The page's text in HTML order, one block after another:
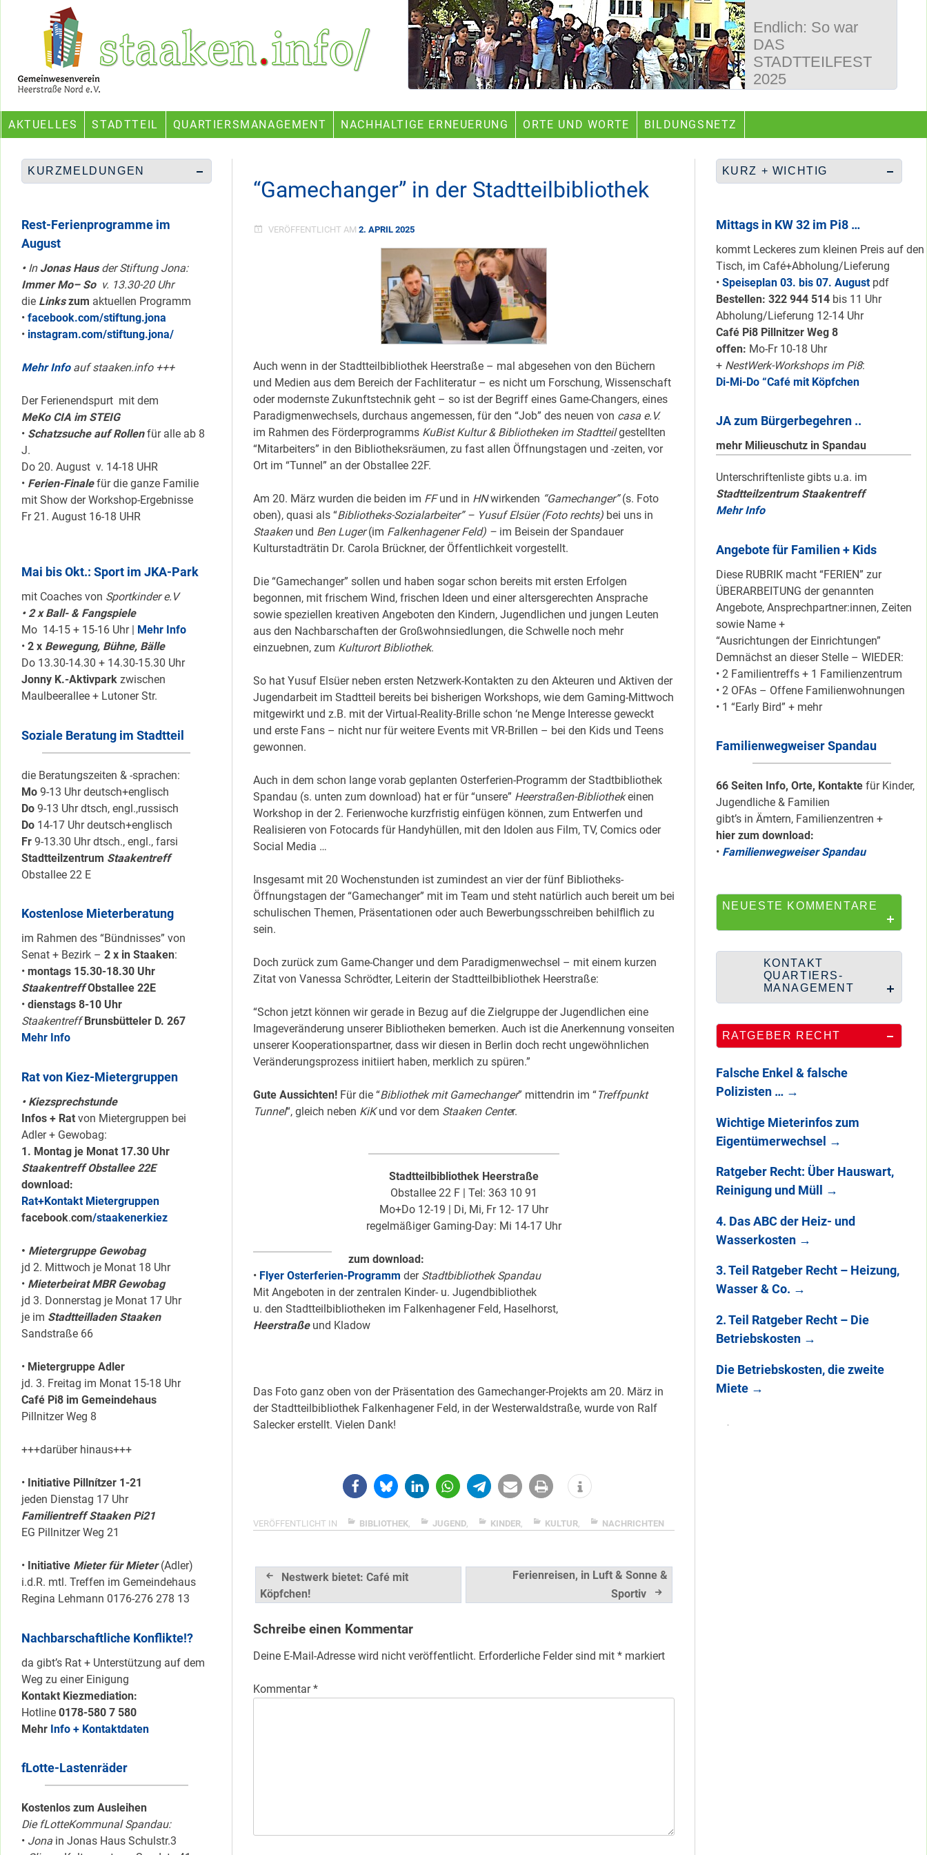
Ein Projekt des Gemeinwesenvereins Heerstraße Nord
AKTUELLES STADTTEIL QUARTIERSMANAGEMENT NACHHALTIGE ERNEUERUNG ORTE UND WORTE BILDUNGSNETZ
“Gamechanger” in der Stadtteilbibliothek
VERÖFFENTLICHT AM 2. APRIL 2025
Auch wenn in der Stadtteilbibliothek Heerstraße – mal abgesehen von den Büchern
und Medien aus dem Bereich der Fachliteratur – es nicht um Forschung, Wissenschaft
oder modernste Zukunftstechnik geht – so ist der Begriff eines Game-Changers, eines
Paradigmenwechsels, durchaus angemessen, für den “Job” des neuen von casa e.V.
im Rahmen des Förderprogramms KuBist Kultur & Bibliotheken im Stadtteilgestellten
“Mitarbeiters” in den Bibliotheksräumen, zu fast allen Öffnungstagen und -zeiten, vor
Ort im “Tunnel” an der Obstallee 22F.
Am 20. März wurden die beiden im FFund in HNwirkenden “Gamechanger”(s. Foto
oben), quasi als “Bibliotheks-Sozialarbeiter” – Yusuf Elsüer (Foto rechts) bei uns in
Staaken und Ben Luger(im Falkenhagener Feld) – im Beisein der Spandauer
Kulturstadträtin Dr. Carola Brückner, der Öffentlichkeit vorgestellt.
Die “Gamechanger” sollen und haben sogar schon bereits mit ersten Erfolgen
begonnen, mit frischem Wind, frischen Ideen und einer altersgerechten Ansprache
sowie speziellen kreativen Angeboten den Kindern, Jugendlichen und jungen Leuten
aus den Nachbarschaften der Großwohnsiedlungen, die Schwelle noch mehr
einzuebnen, zum Kulturort Bibliothek.
So hat Yusuf Elsüer neben ersten Netzwerk-Kontakten zu den Akteuren und Aktiven der
Jugendarbeit im Stadtteil bereits bei bisherigen Workshops, wie dem Gaming-Mittwoch
mitgewirkt und z.B. mit der Virtual-Reality-Brille schon ‘ne Menge Interesse geweckt
und erste Fans – nicht nur für weitere Events mit VR-Brillen – bei den Kids und Teens
gewonnen.
Auch in dem schon lange vorab geplanten Osterferien-Programm der Stadtbibliothek
Spandau (s. unten zum download) hat er für “unsere” Heerstraßen-Bibliothekeinen
Workshop in der 2. Ferienwoche kurzfristig einfügen können, zum Entwerfen und
Realisieren von Fotocards für Handyhüllen, mit den Idolen aus Film, TV, Comics oder
Social Media …
Insgesamt mit 20 Wochenstunden ist zumindest an vier der fünf Bibliotheks-
Öffnungstagen der “Gamechanger” mit im Team und steht natürlich auch bereit um bei
schulischen Themen, Präsentationen oder auch Bewerbungsschreiben behilflich zu
sein.
Doch zurück zum Game-Changer und dem Paradigmenwechsel – mit einem kurzen
Zitat von Vanessa Schrödter, Leiterin der Stadtteilbibliothek Heerstraße:
“Schon jetzt können wir gerade in Bezug auf die Zielgruppe der Jugendlichen eine
Imageveränderung unserer Bibliotheken bemerken. Auch ist die Anerkennung vonseiten
unserer Kooperationspartner, dass wir diesen in Berlin doch recht ungewöhnlichen
Veränderungsprozess initiiert haben, merklich zu spüren.”
Gute Aussichten!Für die “Bibliothek mit Gamechanger” mittendrin im “Treffpunkt
Tunnel“, gleich neben KiKund vor dem Staaken Center.
Stadtteilbibliothek Heerstraße
Obstallee 22 F | Tel: 363 10 91
Mo+Do 12-19 | Di, Mi, Fr 12- 17 Uhr
regelmäßiger Gaming-Day: Mi 14-17 Uhr
zum download:
• Flyer Osterferien-Programm der Stadtbibliothek Spandau
Mit Angeboten in der zentralen Kinder- u. Jugendbibliothek
u. den Stadtteilbibliotheken im Falkenhagener Feld, Haselhorst,
Heerstraßeund Kladow
Das Foto ganz oben von der Präsentation des Gamechanger-Projekts am 20. März in
der Stadtteilbibliothek Falkenhagener Feld, in der Westerwaldstraße, wurde von Ralf
Salecker erstellt. Vielen Dank!
VERÖFFENTLICHT IN BIBLIOTHEK, JUGEND, KINDER, KULTUR, NACHRICHTEN
Beitragsnavigation
Nestwerk bietet: Café mit
Köpfchen!
Ferienreisen, in Luft & Sonne &
Sportiv
Schreibe einen Kommentar
Deine E-Mail-Adresse wird nicht veröffentlicht. Erforderliche Felder sind mit *markiert
Kommentar*
KURZMELDUNGEN
Rest-Ferienprogramme im
August
•InJonas Hausder Stiftung Jona:
Immer Mo– So v. 13.30-20 Uhr
die Linkszum aktuellen Programm
• facebook.com/stiftung.jona
• instagram.com/stiftung.jona/
Mehr Infoauf staaken.info +++
Der Ferienendspurt mit dem
MeKo CIA im STEIG
• Schatzsuche auf Rollenfür alle ab 8
J.
Do 20. August v. 14-18 UHR
• Ferien-Finalefür die ganze Familie
mit Show der Workshop-Ergebnisse
Fr 21. August 16-18 UHR
Mai bis Okt.: Sport im JKA-Park
mit Coaches von Sportkinder e.V
• 2 x Ball- & Fangspiele
Mo 14-15 + 15-16 Uhr |
Mehr Info
• 2 x Bewegung, Bühne, Bälle
Do 13.30-14.30 + 14.30-15.30 Uhr
Jonny K.-Aktivpark zwischen
Maulbeerallee + Lutoner Str.
Soziale Beratung im Stadtteil
die Beratungszeiten & -sprachen:
Mo 9-13 Uhr deutsch+englisch
Do 9-13 Uhr dtsch, engl.,russisch
Do 14-17 Uhr deutsch+englisch
Fr 9-13.30 Uhr dtsch., engl., farsi
Stadtteilzentrum Staakentreff
Obstallee 22 E
Kostenlose Mieterberatung
im Rahmen des “Bündnisses” von
Senat + Bezirk – 2 x in Staaken:
• montags 15.30-18.30 Uhr
Staakentreff Obstallee 22E
• dienstags 8-10 Uhr
Staakentreff Brunsbütteler D. 267
Mehr Info
Rat von Kiez-Mietergruppen
• Kiezsprechstunde
Infos + Rat von Mietergruppen bei
Adler + Gewobag:
1. Montag je Monat 17.30 Uhr
Staakentreff Obstallee 22E
download:
Rat+Kontakt Mietergruppen
facebook.com/staakenerkiez
• Mietergruppe Gewobag
jd 2. Mittwoch je Monat 18 Uhr
• Mieterbeirat MBR Gewobag
jd 3. Donnerstag je Monat 17 Uhr
je im Stadtteilladen Staaken
Sandstraße 66
• Mietergruppe Adler
jd. 3. Freitag im Monat 15-18 Uhr
Café Pi8 im Gemeindehaus
Pillnitzer Weg 8
+++darüber hinaus+++
• Initiative Pillnítzer 1-21
jeden Dienstag 17 Uhr
Familientreff Staaken Pi21
EG Pillnitzer Weg 21
• Initiative Mieter für Mieter(Adler)
i.d.R. mtl. Treffen im Gemeindehaus
Regina Lehmann 0176-276 278 13
Nachbarschaftliche Konflikte!?
da gibt’s Rat + Unterstützung auf dem
Weg zu einer Einigung
Kontakt Kiezmediation:
Hotline 0178-580 7 580
Mehr Info + Kontaktdaten
fLotte-Lastenräder
Kostenlos zum Ausleihen
Die fLotteKommunal Spandau:
• Jona in Jonas Haus Schulstr.3
KURZ + WICHTIG
Mittags in KW 32 im Pi8 …
kommt Leckeres zum kleinen Preis auf den
Tisch, im Café+Abholung/Lieferung
• Speiseplan 03. bis 07. August pdf
Bestellen: 322 944 514bis 11 Uhr
Abholung/Lieferung 12-14 Uhr
Café Pi8 Pillnitzer Weg 8
offen: Mo-Fr 10-18 Uhr
+ NestWerk-Workshops im Pi8:
Di-Mi-Do “Café mit Köpfchen
JA zum Bürgerbegehren ..
mehr Milieuschutz in Spandau
Unterschriftenliste gibts u.a. im
Stadtteilzentrum Staakentreff
Mehr Info
Angebote für Familien + Kids
Diese RUBRIK macht “FERIEN” zur
ÜBERARBEITUNG der genannten
Angebote, Ansprechpartner:innen, Zeiten
sowie Name +
“Ausrichtungen der Einrichtungen”
Demnächst an dieser Stelle – WIEDER:
• 2 Familientreffs + 1 Familienzentrum
• 2 OFAs – Offene Familienwohnungen
• 1 “Early Bird” + mehr
Familienwegweiser Spandau
66 Seiten Info, Orte, Kontakte für Kinder,
Jugendliche & Familien
gibt’s in Ämtern, Familienzentren +
hier zum download:
• Familienwegweiser Spandau
NEUESTE KOMMENTARE
KONTAKT
QUARTIERS-
MANAGEMENT
RATGEBER RECHT
Falsche Enkel & falsche
Polizisten … →
Wichtige Mieterinfos zum
Eigentümerwechsel →
Ratgeber Recht: Über Hauswart,
Reinigung und Müll
→
4. Das ABC der Heiz- und
Wasserkosten →
3. Teil Ratgeber Recht – Heizung,
Wasser & Co. →
2. Teil Ratgeber Recht – Die
Betriebskosten →
Die Betriebskosten, die zweite
Miete →
Endlich: So war
DAS
STADTTEILFEST
2025
Wegbereiter &
geht & sich
ABSCHAFFEN!
Nur grüne & gelbe
Karten für den
neuen Quartiersrat
2023-25 …
Ein echtes “PLUS”
Nord …
Staaken: Immer
schön sauber
halten!
Neuer Look für’s
#Nachbarschaftmachen
Mit dem
“Redemobil” im
Kiez unterwegs …
Lokale Register-
Anlaufstelle in
Staaken
Silber für
Bildungsnetz
HipHop-Video: Das
ist Mein Viertel!
Mit Mieter-Kohle
auf Senats-Kohle
zwei Hahnebergen
kam
100 Jahre
Heerstraße